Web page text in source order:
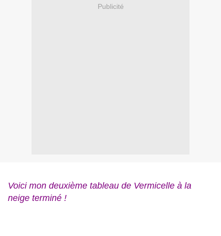
Publicité
Voici mon deuxième tableau de Vermicelle à la
neige terminé !